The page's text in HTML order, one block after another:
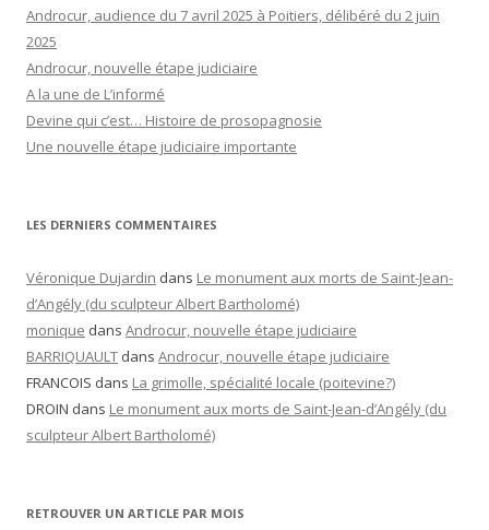
Androcur, audience du 7 avril 2025 à Poitiers, délibéré du 2 juin
2025
Androcur, nouvelle étape judiciaire
A la une de L’informé
Devine qui c’est… Histoire de prosopagnosie
Une nouvelle étape judiciaire importante
LES DERNIERS COMMENTAIRES
Véronique Dujardin dans Le monument aux morts de Saint-Jean-
d’Angély (du sculpteur Albert Bartholomé)
monique dans Androcur, nouvelle étape judiciaire
BARRIQUAULT dans Androcur, nouvelle étape judiciaire
FRANCOIS dans La grimolle, spécialité locale (poitevine?)
DROIN dans Le monument aux morts de Saint-Jean-d’Angély (du
sculpteur Albert Bartholomé)
RETROUVER UN ARTICLE PAR MOIS